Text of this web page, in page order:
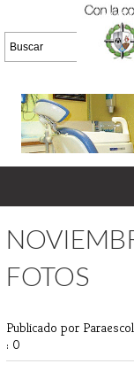
26/
FOTOS
Publicado por
: 0